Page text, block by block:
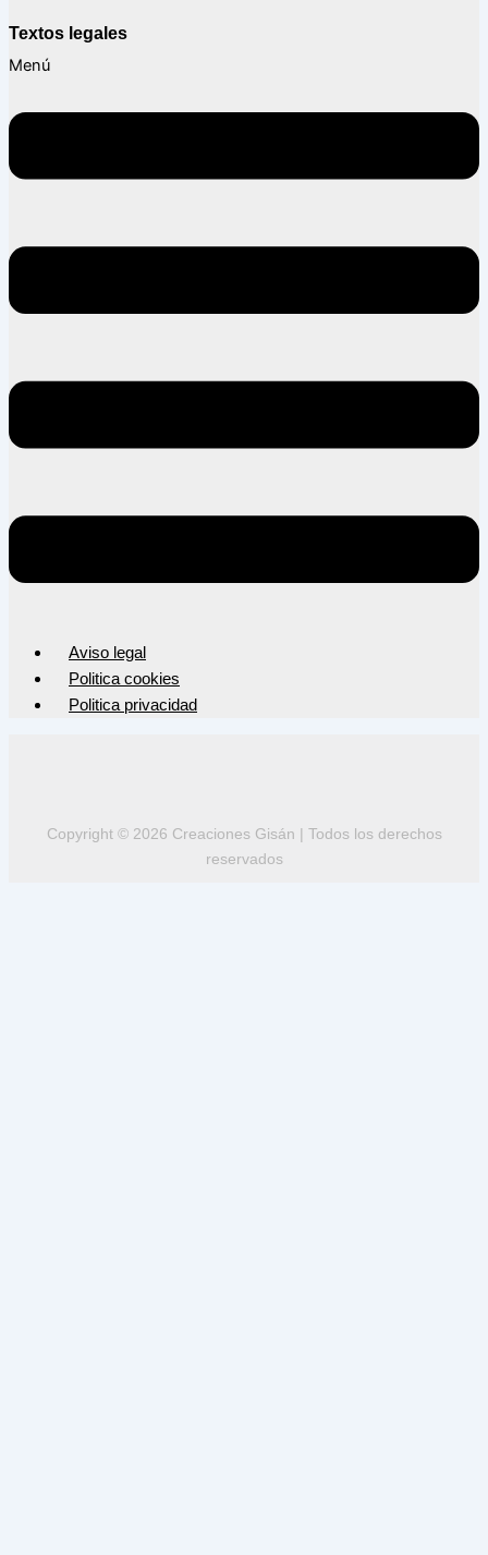
Textos legales
Menú
Aviso legal
Politica cookies
Politica privacidad
Copyright © 2026 Creaciones Gisán | Todos los derechos
reservados